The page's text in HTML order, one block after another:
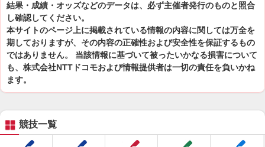
結果・成績・オッズなどのデータは、必ず主催者発行のものと照合
し確認してください。
本サイトのページ上に掲載されている情報の内容に関しては万全を
期しておりますが、その内容の正確性および安全性を保証するもの
ではありません。 当該情報に基づいて被ったいかなる損害について
も、株式会社NTTドコモおよび情報提供者は一切の責任を負いかね
ます。
競技一覧